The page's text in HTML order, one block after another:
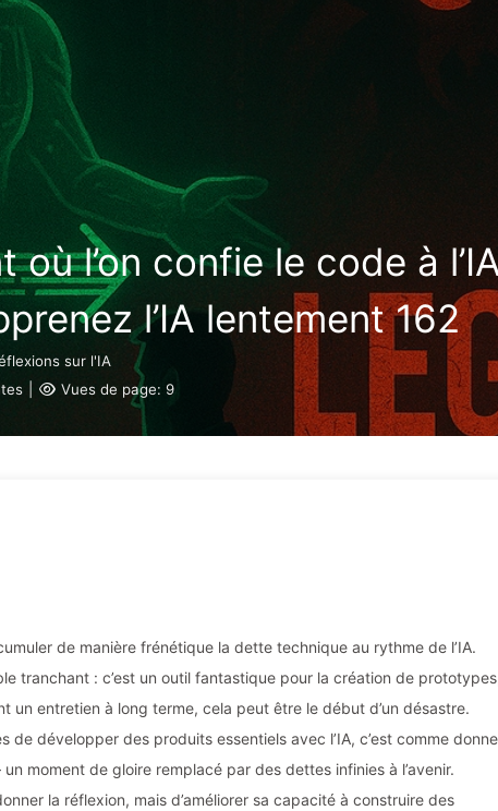
où l’on confie le code à
l’IA lentement 162
sur l'IA
Vues de page: 9
de manière frénétique la dette technique au rythme de l’IA.
tranchant : c’est un outil fantastique pour la création de
un entretien à long terme, cela peut être le début d’un désastre.
de développer des produits essentiels avec l’IA, c’est comme
moment de gloire remplacé par des dettes infinies à l’avenir.
la réflexion, mais d’améliorer sa capacité à construire des